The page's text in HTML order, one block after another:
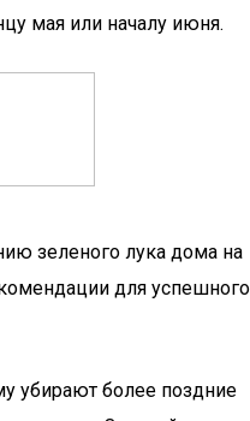
мая или началу июня.
зеленого лука дома на
для успешного
убирают более поздние